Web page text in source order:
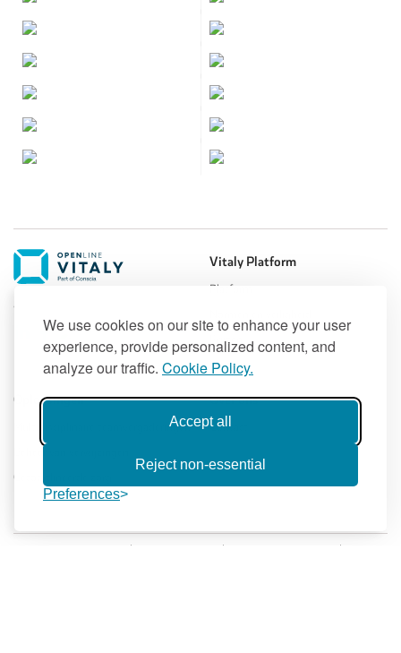
We use cookies on our site to enhance your user
experience, provide personalized content, and
analyze our traffic. Cookie Policy.
Accept all
Reject non-essential
Preferences
Volg ons
Vitaly Platform
Platform
Prijzen
Klanten
Oplossingen
Multidisciplinaire teamvergaderingen
Beheer van verwijzingen
Gecoördineerde zorg
Over ons
Contact